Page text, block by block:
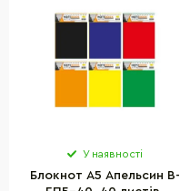
У наявності
Блокнот А5 Апельсин В-